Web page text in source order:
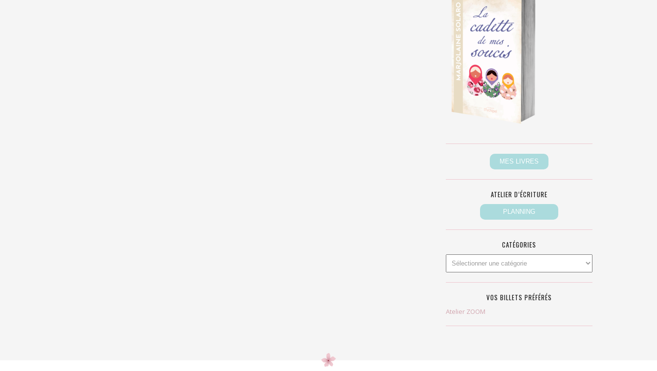
ATELIER D’ÉCRITURE
CATÉGORIES
VOS BILLETS PRÉFÉRÉS
Atelier ZOOM